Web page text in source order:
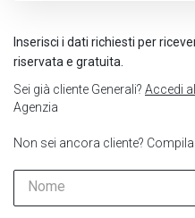
Inserisci i dati richiesti per
riservata e gratuita.
Sei già cliente Generali? Accedi
Agenzia
Non sei ancora cliente?
Nome